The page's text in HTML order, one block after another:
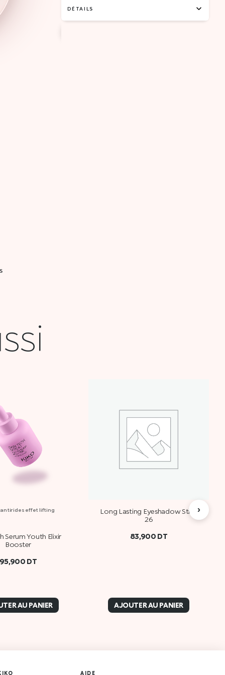
DÉTAILS
antirides effet lifting
Serum Youth Elixir
Booster
DT
AU PANIER
Long Lasting Eyeshadow Stick
26
83,900 DT
AJOUTER AU PANIER
›
AIDE